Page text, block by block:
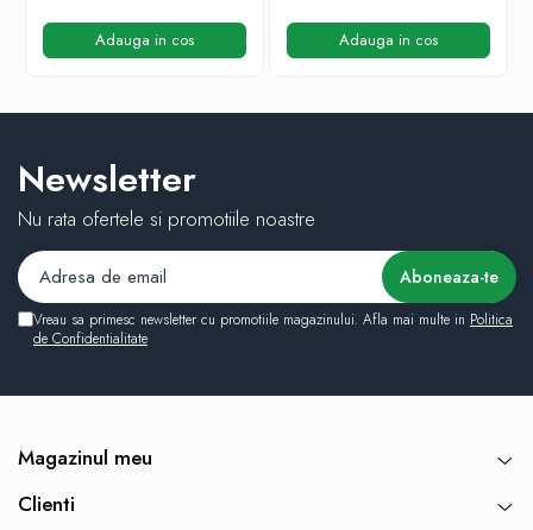
Adauga in cos Adauga in cos
Newsletter
Nu rata ofertele si promotiile noastre
Vreau sa primesc newsletter cu promotiile magazinului. Afla mai multe in Politica
de Confidentialitate
Magazinul meu
Clienti